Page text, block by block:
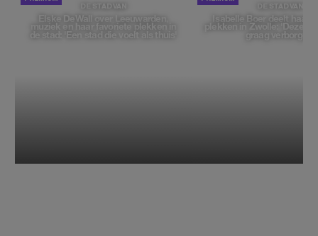
DE STAD VAN
Elske DeWall over Leeuwarden,
muziek en haar favoriete plekken in
de stad: 'Een stad die voelt als thuis'
DE STAD VAN
Isabelle Boer deelt haar
plekken in Zwolle: 'Deze
graag verborgen'